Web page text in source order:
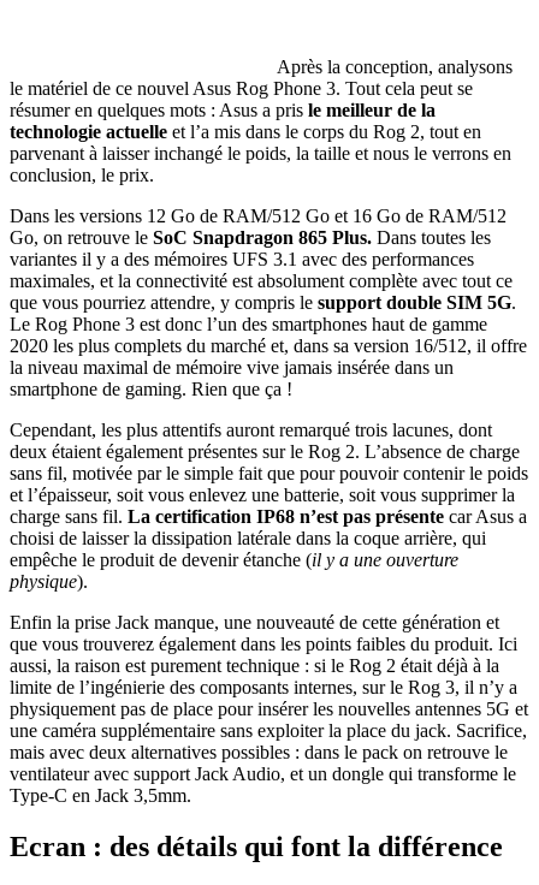
Après la conception, analysons
le matériel de ce nouvel Asus Rog Phone 3. Tout cela peut se
résumer en quelques mots : Asus a pris le meilleur de la
technologie actuelle et l’a mis dans le corps du Rog 2, tout en
parvenant à laisser inchangé le poids, la taille et nous le verrons en
conclusion, le prix.
Dans les versions 12 Go de RAM/512 Go et 16 Go de RAM/512
Go, on retrouve le SoC Snapdragon 865 Plus. Dans toutes les
variantes il y a des mémoires UFS 3.1 avec des performances
maximales, et la connectivité est absolument complète avec tout ce
que vous pourriez attendre, y compris le support double SIM 5G.
Le Rog Phone 3 est donc l’un des smartphones haut de gamme
2020 les plus complets du marché et, dans sa version 16/512, il offre
la niveau maximal de mémoire vive jamais insérée dans un
smartphone de gaming. Rien que ça !
Cependant, les plus attentifs auront remarqué trois lacunes, dont
deux étaient également présentes sur le Rog 2. L’absence de charge
sans fil, motivée par le simple fait que pour pouvoir contenir le poids
et l’épaisseur, soit vous enlevez une batterie, soit vous supprimer la
charge sans fil. La certification IP68 n’est pas présente car Asus a
choisi de laisser la dissipation latérale dans la coque arrière, qui
empêche le produit de devenir étanche (il y a une ouverture
physique).
Enfin la prise Jack manque, une nouveauté de cette génération et
que vous trouverez également dans les points faibles du produit. Ici
aussi, la raison est purement technique : si le Rog 2 était déjà à la
limite de l’ingénierie des composants internes, sur le Rog 3, il n’y a
physiquement pas de place pour insérer les nouvelles antennes 5G et
une caméra supplémentaire sans exploiter la place du jack. Sacrifice,
mais avec deux alternatives possibles : dans le pack on retrouve le
ventilateur avec support Jack Audio, et un dongle qui transforme le
Type-C en Jack 3,5mm.
Ecran : des détails qui font la différence